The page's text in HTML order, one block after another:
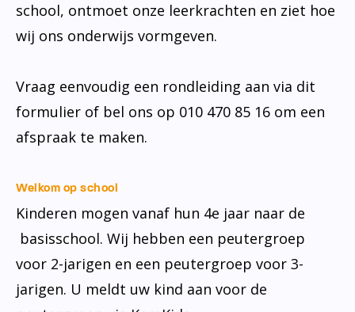
Groepsindeling
Ondersteuningsprofiel
school, ontmoet onze leerkrachten en ziet hoe
wij ons onderwijs vormgeven.
Vraag eenvoudig een rondleiding aan via dit
formulier of bel ons op 010 470 85 16 om een
afspraak te maken.
Welkom op school
Kinderen mogen vanaf hun 4e jaar naar de
basisschool. Wij hebben een peutergroep
voor 2-jarigen en een peutergroep voor 3-
jarigen. U meldt uw kind aan voor de